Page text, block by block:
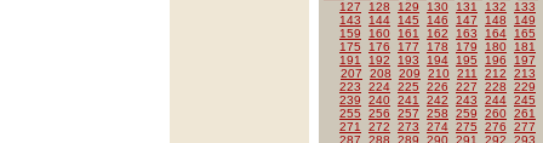
127
128 129 130 131 132
133
143
144 145 146 147 148
149
159
160 161 162 163 164
165
175
176 177 178 179 180
181
191
192 193 194 195 196
197
207
208 209 210 211 212
213
223
224 225 226 227 228
229
239
240 241 242 243 244 245
255
256 257 258 259 260 261
271
272 273 274 275 276
277
287
288 289 290 291 292
293